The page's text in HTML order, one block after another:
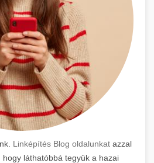
Linképítés Blog oldalunkat azzal
láthatóbbá tegyük a hazai